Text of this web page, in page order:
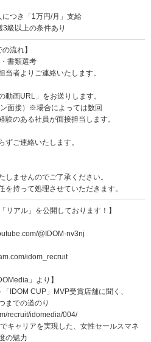
き「1万円/月」支給
以上の条件あり
流れ】
書類選考
者よりご連絡いたします。
画URL」をお送りします。
面接）※場合によっては数回
のある社員が面接担当します。
連絡いたします。
しませんのでご了承ください。
を持って処理させていただきます。
リアル」を公開しております！】
@IDOM-nv3nj
idom_recruit
」より】
IDOM CUP」MVP受賞店舗に聞く、
までの道のり
recruit/idomedia/004/
キャリアを実現した、女性セールスマネ
の魅力